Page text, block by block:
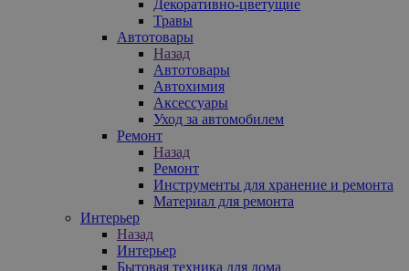
Декоративно-цветущие
Травы
Автотовары
Назад
Автотовары
Автохимия
Аксессуары
Уход за автомобилем
Ремонт
Назад
Ремонт
Инструменты для хранение и ремонта
Материал для ремонта
Интерьер
Назад
Интерьер
Бытовая техника для дома